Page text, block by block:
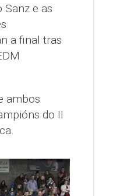
Sanz e as
a final tras
ambos
do II